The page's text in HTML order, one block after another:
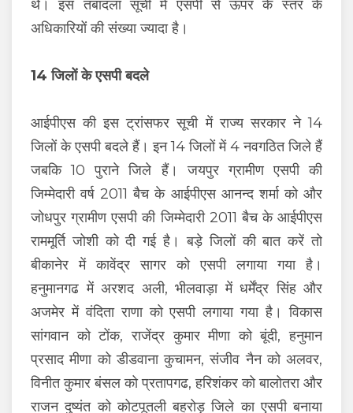
थे। इस तबादला सूची में एसपी से ऊपर के स्तर के
अधिकारियों की संख्या ज्यादा है।
14 जिलों के एसपी बदले
आईपीएस की इस ट्रांसफर सूची में राज्य सरकार ने 14
जिलों के एसपी बदले हैं। इन 14 जिलों में 4 नवगठित जिले हैं
जबकि 10 पुराने जिले हैं। जयपुर ग्रामीण एसपी की
जिम्मेदारी वर्ष 2011 बैच के आईपीएस आनन्द शर्मा को और
जोधपुर ग्रामीण एसपी की जिम्मेदारी 2011 बैच के आईपीएस
राममूर्ति जोशी को दी गई है। बड़े जिलों की बात करें तो
बीकानेर में कावेंद्र सागर को एसपी लगाया गया है।
हनुमानगढ में अरशद अली, भीलवाड़ा में धर्मेंद्र सिंह और
अजमेर में वंदिता राणा को एसपी लगाया गया है। विकास
सांगवान को टोंक, राजेंद्र कुमार मीणा को बूंदी, हनुमान
प्रसाद मीणा को डीडवाना कुचामन, संजीव नैन को अलवर,
विनीत कुमार बंसल को प्रतापगढ, हरिशंकर को बालोतरा और
राजन दुष्यंत को कोटपूतली बहरोड़ जिले का एसपी बनाया